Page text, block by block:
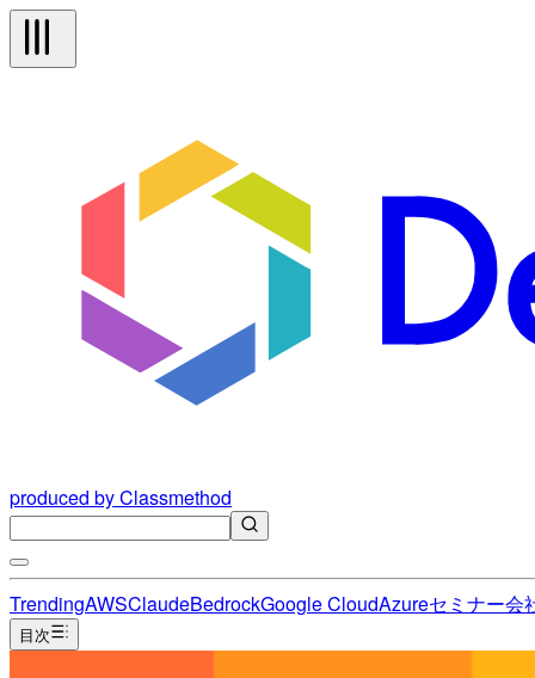
produced by Classmethod
TrendingAWSClaudeBedrockGoogle CloudAzureセミナー会
目次